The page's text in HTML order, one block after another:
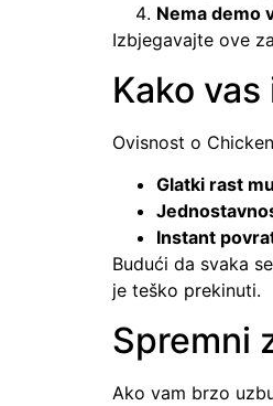
Nema demo
Izbjegavajte ove
Kako
Ovisnost o
Glatki rast
Instant
Budući da svaka
je teško prekinuti.
Spremni
Ako vam brzo